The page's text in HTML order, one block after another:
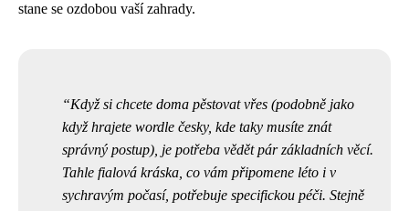
stane se ozdobou vaší zahrady.
Když si chcete doma pěstovat vřes (podobně jako
když hrajete wordle česky, kde taky musíte znát
správný postup), je potřeba vědět pár základních věcí.
Tahle fialová kráska, co vám připomene léto i v
sychravým počasí, potřebuje specifickou péči. Stejně